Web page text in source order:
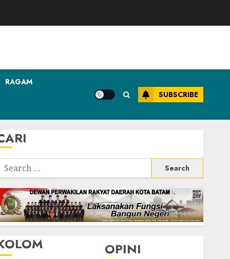
RAGAM
SUBSCRIBE
Search
OPINI